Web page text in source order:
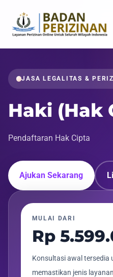
JASA LEGALITAS &
Haki (Hak
Pendaftaran Hak Cipta
Ajukan Sekarang
MULAI DARI
Rp
Konsultasi awal tersedia
memastikan jenis